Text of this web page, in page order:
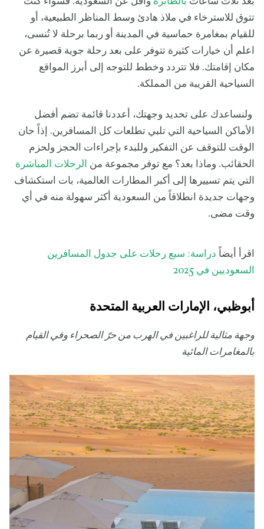
تتوق للاسترخاء في ملاذ هادئ وسط المناظر الطبيعية، أو
للقيام بمغامرة حماسية في المدينة أو ربما برحلة لا تُنسى،
اعلم أن خيارات كثيرة تتوفر على بعد رحلة جوية قصيرة عن
مكان إقامتك. فلا تتردد وخطط للتوجه إلى أبرز المواقع
السياحية القريبة من المملكة.
ولنساعدك على تحديد وجهتك، أعددنا قائمة تضم أفضل
الأماكن السياحية التي تلبي تطلعات كل المسافرين. إذاً حان
الوقت للتوقف عن التفكير وللبدء بإجراءات الحجز ولحزم
الحقائب. وماذا بعد؟ مع توفر مجموعة من الرحلات المباشرة
التي يتم تسييرها إلى أكبر المطارات العالمية، بات استكشاف
وجهات جديدة انطلاقاً من السعودية أكثر سهولة منه في أي
وقت مضى.
اقرأ أيضاً دراسة: سبع رحلات على جدول المسافرين
السعوديين في 2025
أبوظبي، الإمارات العربية المتحدة
وجهة مثالية للراغبين في الهرب من حرّ الصحراء وفي القيام
بالمغامرات المائية